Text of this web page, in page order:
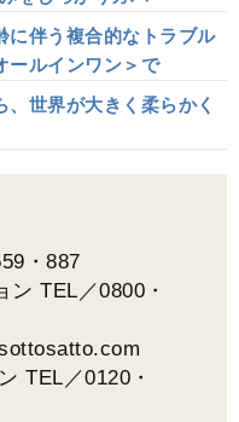
に伴う複合的なトラブル
ールインワン＞で
世界が大きく柔らかく
・887
TEL／0800・
TEL／0120・